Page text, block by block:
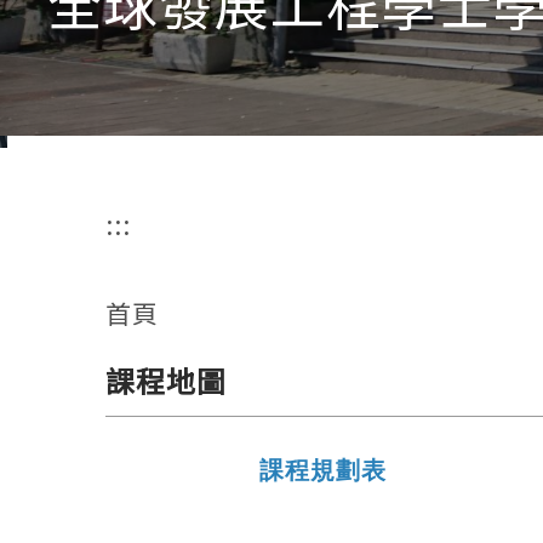
:::
首頁
課程地圖
課程規劃表